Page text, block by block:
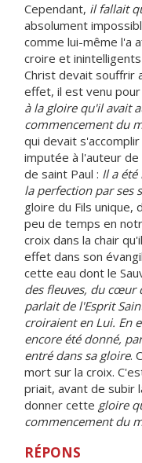
Cependant, il fallait
absolument
comme lui-même l'a
croire et
Christ devait souffrir
effet, il est venu
à la gloire qu'il avait
commencement du
qui devait
imputée à l'auteur
de saint Paul : Il a
la perfection par ses
gloire du Fils
peu de temps en
croix dans la chair
effet dans son
cette eau dont le
des fleuves, du cœur
parlait de l'Esprit
croiraient en Lui. En
encore été donné,
entré dans sa gloire.
mort sur la croix.
priait, avant de subir
donner cette gloire
commencement du
RÉPONS